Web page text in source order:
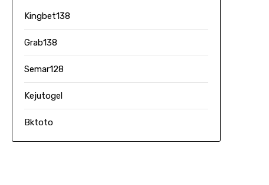
Kingbet138
Grab138
Semar128
Kejutogel
Bktoto